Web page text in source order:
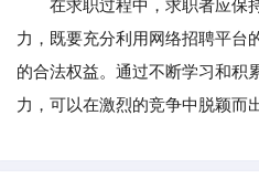
在求职过程中，求职者应保
力，既要充分利用网络招聘平台
的合法权益。通过不断学习和积
力，可以在激烈的竞争中脱颖而